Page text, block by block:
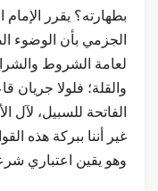
بطهارته؟ يقرر
الجزمي بأن الوضوء
لعامة الشروط
والقلة؛ فلولا جريان
الفاتحة للسبيل، لآل
غير أننا ببركة هذه
وهو يقين اعتباري